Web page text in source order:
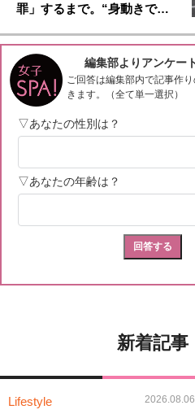
罪」するまで。“身動きで…
新着記事
Lifestyle 2026.08.06